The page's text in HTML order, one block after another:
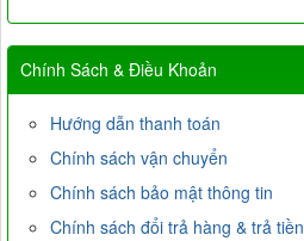
Chính Sách & Điều Khoản
Hướng dẫn thanh toán
Chính sách vận chuyển
Chính sách bảo mật thông tin
Chính sách đổi trả hàng & trả tiền